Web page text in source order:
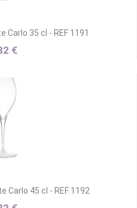
Carlo 35 cl - REF 1191
€
Carlo 45 cl - REF 1192